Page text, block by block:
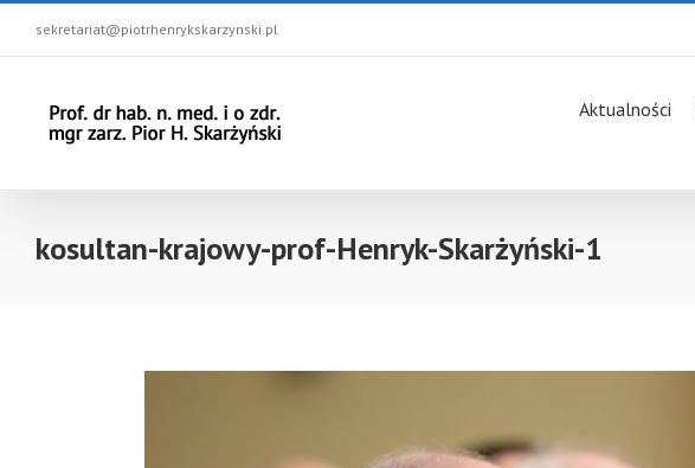
sekretariat@piotrhenrykskarzynski.pl
Aktualności
kosultan-krajowy-prof-Henryk-Skarżyński-1